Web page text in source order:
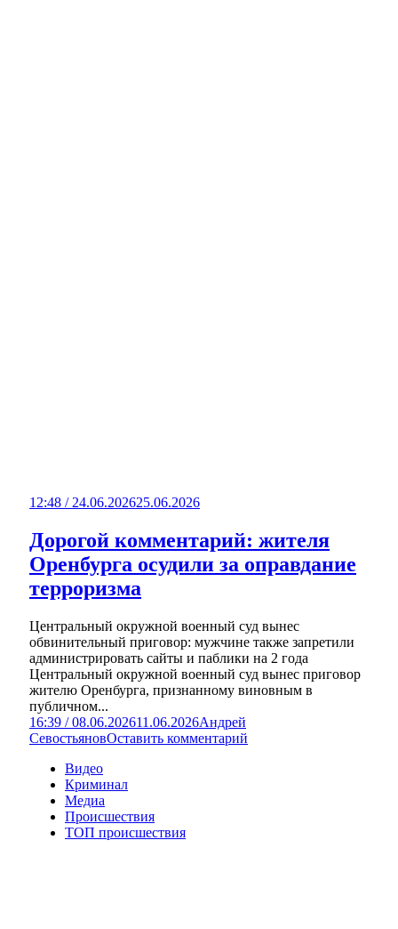
12:48 / 24.06.202625.06.2026
Дорогой комментарий: жителя
Оренбурга осудили за оправдание
терроризма
Центральный окружной военный суд вынес
обвинительный приговор: мужчине также запретили
администрировать сайты и паблики на 2 года
Центральный окружной военный суд вынес приговор
жителю Оренбурга, признанному виновным в
публичном...
16:39 / 08.06.202611.06.2026Андрей
СевостьяновОставить комментарий
Видео
Криминал
Медиа
Происшествия
ТОП происшествия